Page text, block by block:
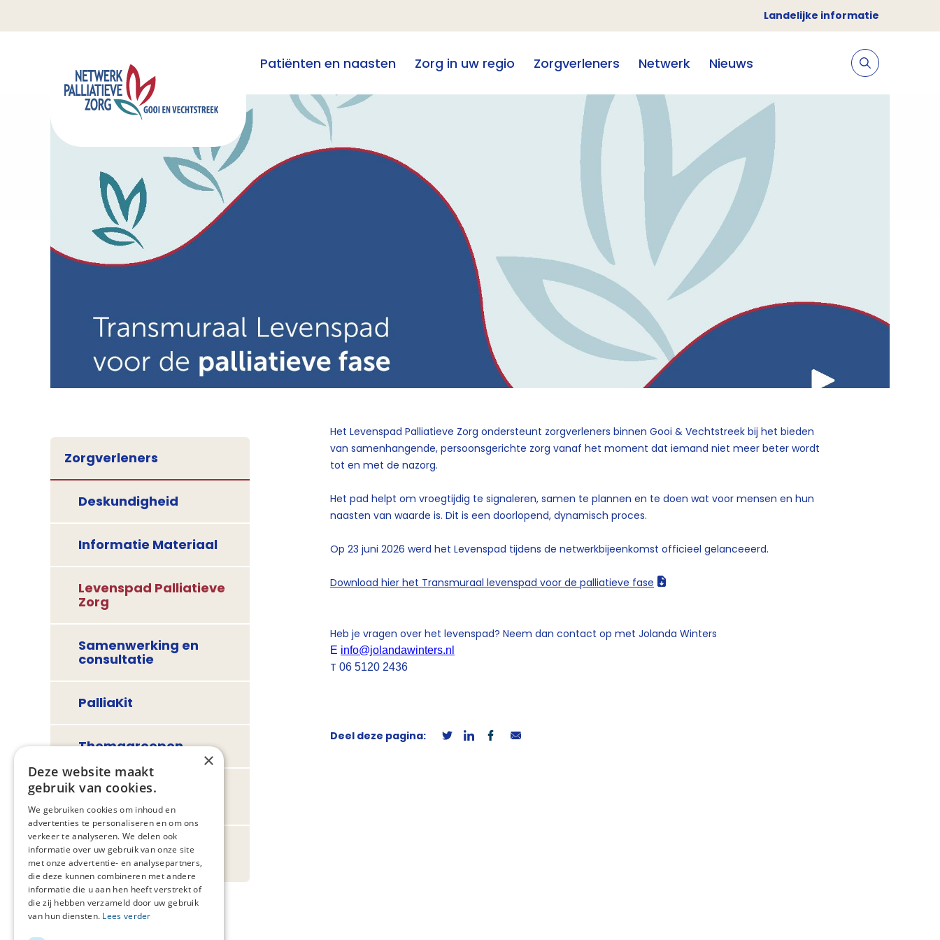
Landelijke informatie
Patiënten en naasten Zorg in uw regio Zorgverleners Netwerk Nieuws
Zorgverleners
Deskundigheid
Informatie Materiaal
Levenspad Palliatieve
Zorg
Samenwerking en
consultatie
PalliaKit
Themagroepen
Samen leven tot het
laatst
Week van de
Palliatieve Zorg
Het Levenspad Palliatieve Zorg ondersteunt zorgverleners binnen Gooi & Vechtstreek bij het bieden
van samenhangende, persoonsgerichte zorg vanaf het moment dat iemand niet meer beter wordt
tot en met de nazorg.
Het pad helpt om vroegtijdig te signaleren, samen te plannen en te doen wat voor mensen en hun
naasten van waarde is. Dit is een doorlopend, dynamisch proces.
Op 23 juni 2026 werd het Levenspad tijdens de netwerkbijeenkomst officieel gelanceeerd.
Download hier het Transmuraal levenspad voor de palliatieve fase
Heb je vragen over het levenspad? Neem dan contact op met Jolanda Winters
E info@jolandawinters.nl
T 06 5120 2436
Deel deze pagina:
×
Deze website maakt
gebruik van cookies.
We gebruiken cookies om inhoud en
advertenties te personaliseren en om ons
verkeer te analyseren. We delen ook
informatie over uw gebruik van onze site
met onze advertentie- en analysepartners,
die deze kunnen combineren met andere
informatie die u aan hen heeft verstrekt of
die zij hebben verzameld door uw gebruik
van hun diensten. Lees verder